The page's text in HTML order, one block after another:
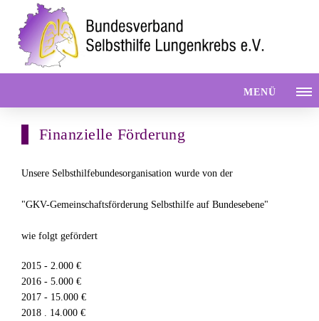
MENÜ
Finanzielle Förderung
Unsere Selbsthilfebundesorganisation wurde von der
"GKV-Gemeinschaftsförderung Selbsthilfe auf Bundesebene"
wie folgt gefördert
2015 - 2.000 €
2016 - 5.000 €
2017 - 15.000 €
2018 . 14.000 €